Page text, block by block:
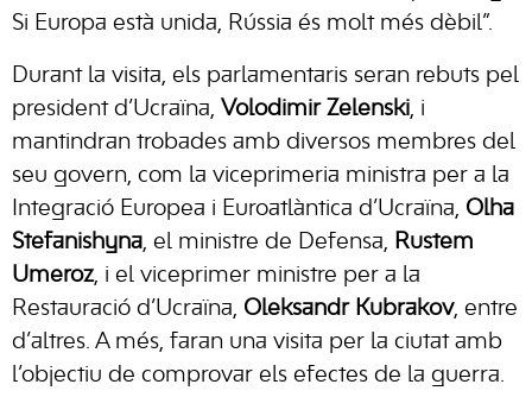
Si Europa està unida, Rússia és molt més dèbil”.
Durant la visita, els parlamentaris seran rebuts pel
president d’Ucraïna, Volodimir Zelenski, i
mantindran trobades amb diversos membres del
seu govern, com la viceprimeria ministra per a la
Integració Europea i Euroatlàntica d’Ucraïna, Olha
Stefanishyna, el ministre de Defensa, Rustem
Umeroz, i el viceprimer ministre per a la
Restauració d’Ucraïna, Oleksandr Kubrakov, entre
d’altres. A més, faran una visita per la ciutat amb
l’objectiu de comprovar els efectes de la guerra.